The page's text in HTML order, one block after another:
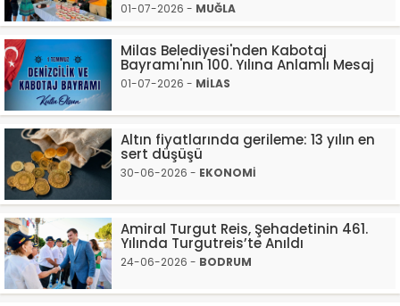
01-07-2026 - MUĞLA
Milas Belediyesi'nden Kabotaj
Bayramı'nın 100. Yılına Anlamlı Mesaj
01-07-2026 - MİLAS
Altın fiyatlarında gerileme: 13 yılın en
sert düşüşü
30-06-2026 - EKONOMİ
Amiral Turgut Reis, Şehadetinin 461.
Yılında Turgutreis’te Anıldı
24-06-2026 - BODRUM